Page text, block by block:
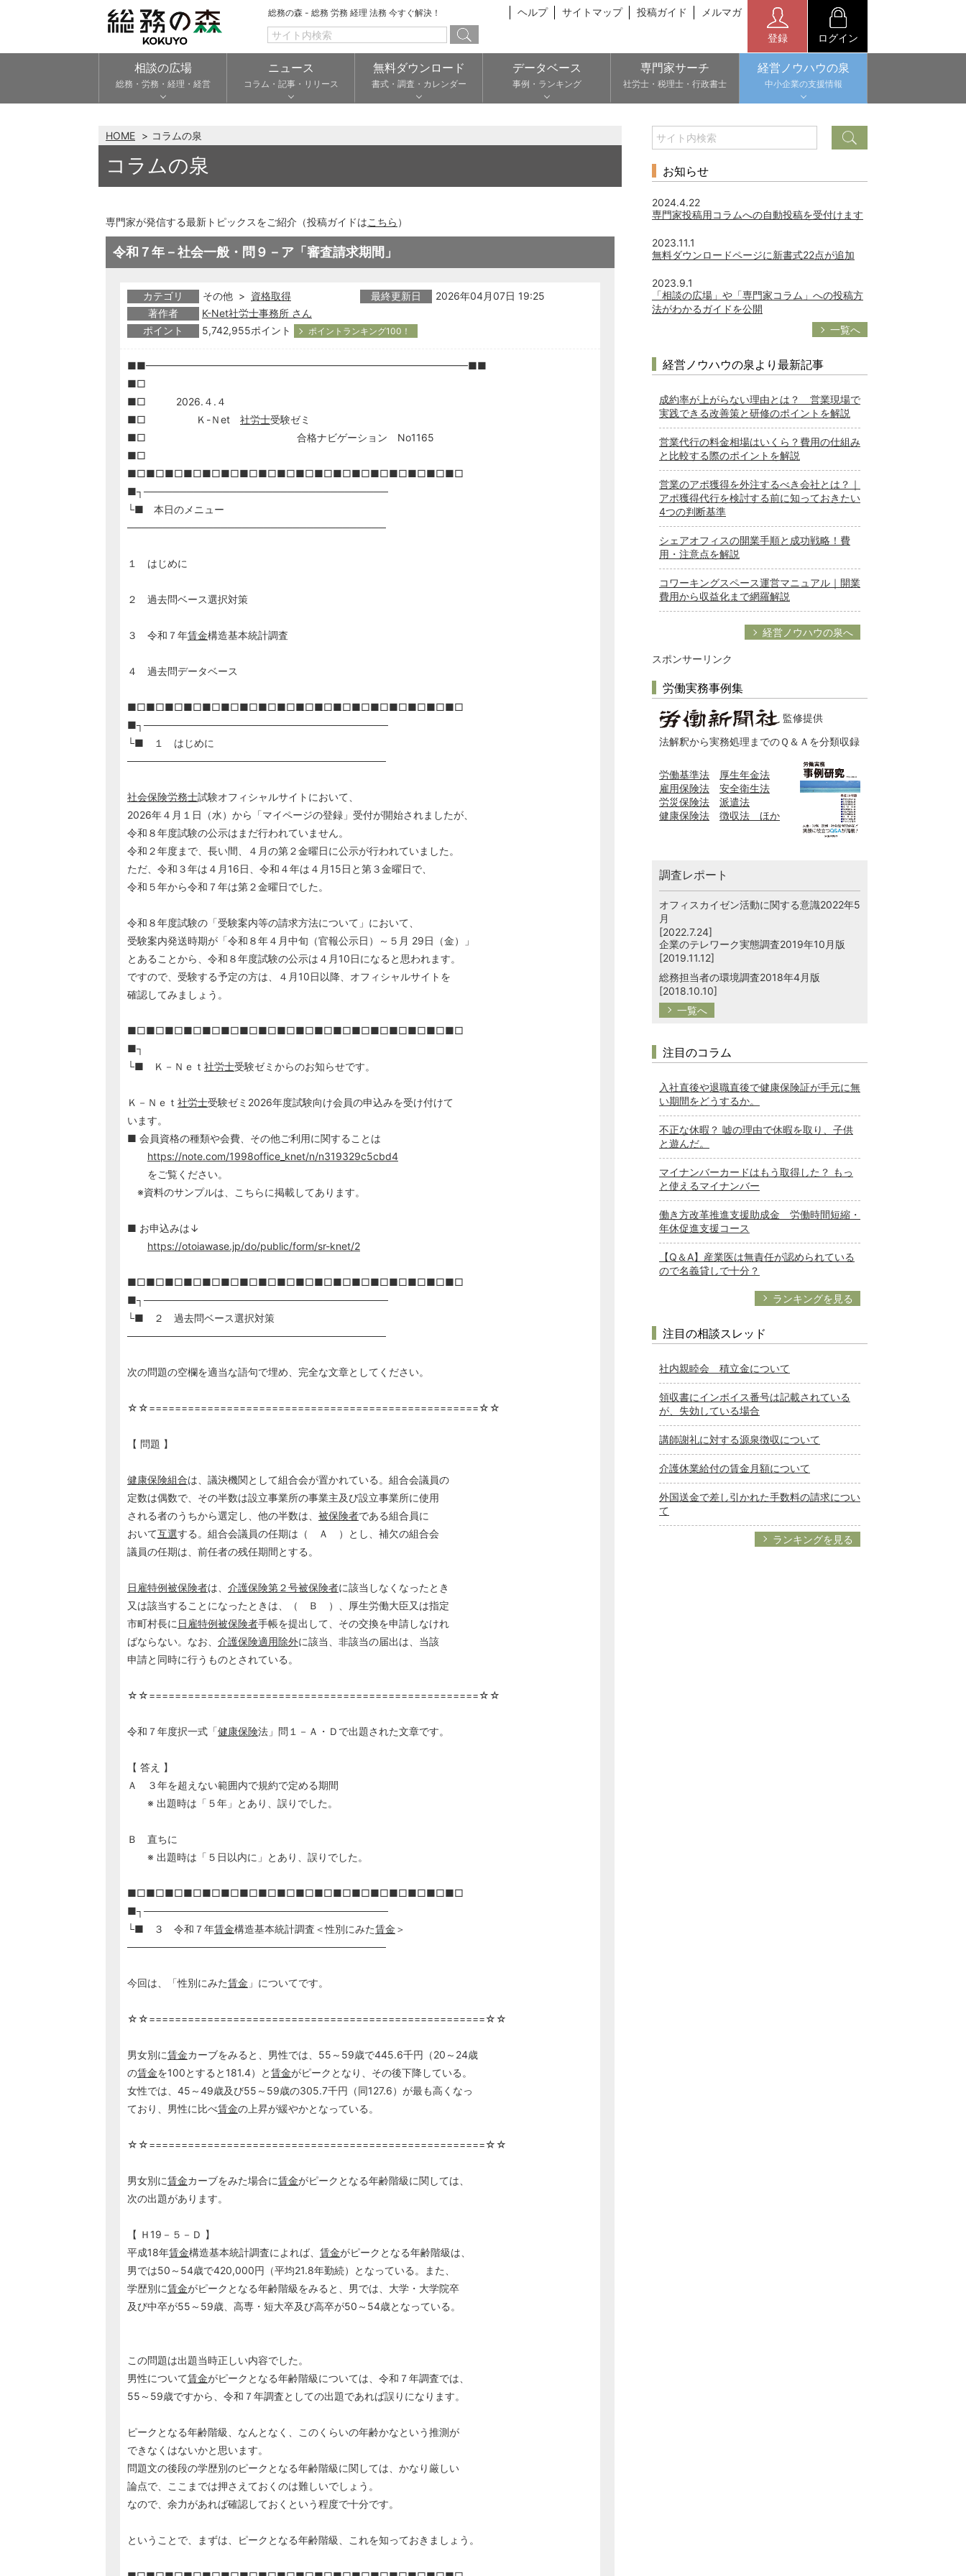
総務の森 - 総務 労務 経理 法務 今すぐ解決！ ヘルプ サイトマップ 投稿ガイド メルマガ
登録 ログイン
相談の広場
総務・労務・経理・経営
ニュース
コラム・記事・リリース
無料ダウンロード
書式・調査・カレンダー
データベース
事例・ランキング
専門家サーチ
社労士・税理士・行政書士
経営ノウハウの泉
中小企業の支援情報
HOME コラムの泉
コラムの泉
専門家が発信する最新トピックスをご紹介（投稿ガイドはこちら ）
令和７年－社会一般・問９－ア「審査請求期間」
カテゴリ その他 > 資格取得 最終更新日
2026年04月07日 19:25
著作者
K-Net社労士事務所 さん
ポイント
5,742,955ポイント ポイントランキング100！
■■━━━━━━━━━━━━━━━━━━━━━━━━━━━━━━━━■■
■□
■□ 2026.４.４
■□ Ｋ-Ｎet 社労士受験ゼミ
■□ 合格ナビゲーション No1165
■□
■□■□■□■□■□■□■□■□■□■□■□■□■□■□■□■□■□■□
■┐──────────────────────────────────
└■ 本日のメニュー
────────────────────────────────────
１ はじめに
２ 過去問ベース選択対策
３ 令和７年賃金構造基本統計調査
４ 過去問データベース
■□■□■□■□■□■□■□■□■□■□■□■□■□■□■□■□■□■□
■┐──────────────────────────────────
└■ １ はじめに
────────────────────────────────────
社会保険労務士試験オフィシャルサイトにおいて、
2026年４月１日（水）から「マイページの登録」受付が開始されましたが、
令和８年度試験の公示はまだ行われていません。
令和２年度まで、長い間、４月の第２金曜日に公示が行われていました。
ただ、令和３年は４月16日、令和４年は４月15日と第３金曜日で、
令和５年から令和７年は第２金曜日でした。
令和８年度試験の「受験案内等の請求方法について」において、
受験案内発送時期が「令和８年４月中旬（官報公示日）～５月 29日（金）」
とあることから、令和８年度試験の公示は４月10日になると思われます。
ですので、受験する予定の方は、４月10日以降、オフィシャルサイトを
確認してみましょう。
■□■□■□■□■□■□■□■□■□■□■□■□■□■□■□■□■□■□
■┐
└■ Ｋ－Ｎｅｔ 社労士受験ゼミからのお知らせです。
Ｋ－Ｎｅｔ 社労士受験ゼミ2026年度試験向け会員の申込みを受け付けて
います。
■ 会員資格の種類や会費、その他ご利用に関することは
https://note.com/1998office_knet/n/n319329c5cbd4
をご覧ください。
※資料のサンプルは、こちらに掲載してあります。
■ お申込みは↓
https://otoiawase.jp/do/public/form/sr-knet/2
■□■□■□■□■□■□■□■□■□■□■□■□■□■□■□■□■□■□
■┐──────────────────────────────────
└■ ２ 過去問ベース選択対策
────────────────────────────────────
次の問題の空欄を適当な語句で埋め、完全な文章としてください。
☆☆===================================================☆☆
【 問題 】
健康保険組合は、議決機関として組合会が置かれている。組合会議員の
定数は偶数で、その半数は設立事業所の事業主及び設立事業所に使用
される者のうちから選定し、他の半数は、 被保険者である組合員に
おいて互選する。組合会議員の任期は（ Ａ ）とし、補欠の組合会
議員の任期は、前任者の残任期間とする。
日雇特例被保険者は、 介護保険第２号被保険者に該当しなくなったとき
又は該当することになったときは、（ Ｂ ）、厚生労働大臣又は指定
市町村長に 日雇特例被保険者手帳を提出して、その交換を申請しなけれ
ばならない。なお、 介護保険適用除外に該当、非該当の届出は、当該
申請と同時に行うものとされている。
☆☆===================================================☆☆
令和７年度択一式「健康保険法」問１－Ａ・Ｄで出題された文章です。
【 答え 】
Ａ ３年を超えない範囲内で規約で定める期間
※ 出題時は「５年」とあり、誤りでした。
Ｂ 直ちに
※ 出題時は「５日以内に」とあり、誤りでした。
■□■□■□■□■□■□■□■□■□■□■□■□■□■□■□■□■□■□
■┐──────────────────────────────────
└■ ３ 令和７年賃金構造基本統計調査＜性別にみた賃金 ＞
────────────────────────────────────
今回は、「性別にみた賃金 」についてです。
☆☆====================================================☆☆
男女別に賃金カーブをみると、男性では、55～59歳で445.6千円（20～24歳
の賃金を100とすると181.4）と賃金がピークとなり、その後下降している。
女性では、45～49歳及び55～59歳の305.7千円（同127.6）が最も高くなっ
ており、男性に比べ賃金の上昇が緩やかとなっている。
☆☆====================================================☆☆
男女別に賃金カーブをみた場合に賃金がピークとなる年齢階級に関しては、
次の出題があります。
【 Ｈ19－５－Ｄ 】
平成18年賃金構造基本統計調査によれば、 賃金がピークとなる年齢階級は、
男では50～54歳で420,000円（平均21.8年勤続）となっている。また、
学歴別に賃金がピークとなる年齢階級をみると、男では、大学・大学院卒
及び中卒が55～59歳、高専・短大卒及び高卒が50～54歳となっている。
この問題は出題当時正しい内容でした。
男性について賃金がピークとなる年齢階級については、令和７年調査では、
55～59歳ですから、令和７年調査としての出題であれば誤りになります。
ピークとなる年齢階級、なんとなく、このくらいの年齢かなという推測が
できなくはないかと思います。
問題文の後段の学歴別のピークとなる年齢階級に関しては、かなり厳しい
論点で、ここまでは押さえておくのは難しいでしょう。
なので、余力があれば確認しておくという程度で十分です。
ということで、まずは、ピークとなる年齢階級、これを知っておきましょう。
お知らせ
2024.4.22
専門家投稿用コラムへの自動投稿を受付けます
2023.11.1
無料ダウンロードページに新書式22点が追加
2023.9.1
「相談の広場」や「専門家コラム」への投稿方
法がわかるガイドを公開
一覧へ
経営ノウハウの泉より最新記事
成約率が上がらない理由とは？ 営業現場で
実践できる改善策と研修のポイントを解説
営業代行の料金相場はいくら？費用の仕組み
と比較する際のポイントを解説
営業のアポ獲得を外注するべき会社とは？｜
アポ獲得代行を検討する前に知っておきたい
4つの判断基準
シェアオフィスの開業手順と成功戦略！費
用・注意点を解説
コワーキングスペース運営マニュアル｜開業
費用から収益化まで網羅解説
経営ノウハウの泉へ
スポンサーリンク
労働実務事例集
監修提供
法解釈から実務処理までのＱ＆Ａを分類収録
労働基準法
厚生年金法
雇用保険法
安全衛生法
労災保険法
派遣法
健康保険法
徴収法 ほか
調査レポート
オフィスカイゼン活動に関する意識2022年5
月
[2022.7.24]
企業のテレワーク実態調査2019年10月版
[2019.11.12]
総務担当者の環境調査2018年4月版
[2018.10.10]
一覧へ
注目のコラム
入社直後や退職直後で健康保険証が手元に無
い期間をどうするか。
不正な休暇？ 嘘の理由で休暇を取り、子供
と遊んだ。
マイナンバーカードはもう取得した？ もっ
と使えるマイナンバー
働き方改革推進支援助成金 労働時間短縮・
年休促進支援コース
【Q＆A】産業医は無責任が認められている
ので名義貸しで十分？
ランキングを見る
注目の相談スレッド
社内親睦会 積立金について
領収書にインボイス番号は記載されている
が、失効している場合
講師謝礼に対する源泉徴収について
介護休業給付の賃金月額について
外国送金で差し引かれた手数料の請求につい
て
ランキングを見る